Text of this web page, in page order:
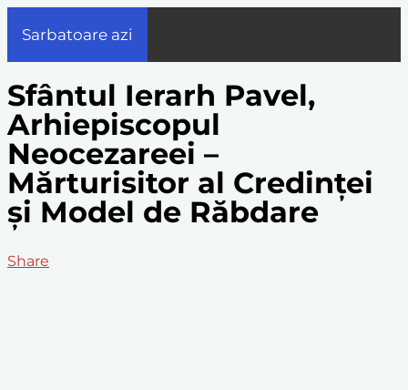
Sarbatoare azi
Sfântul Ierarh Pavel,
Arhiepiscopul
Neocezareei –
Mărturisitor al Credinței
și Model de Răbdare
Share